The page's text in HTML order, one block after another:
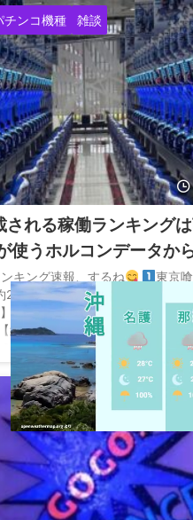
暴凶 3連2連駆け抜け駆け抜
なったら勝てるの？ これだけ当
チンコ機種 雑談
される稼働ランキング
使うホルコンデータか
参考にならないらしい
キング速報、するね
東京
24,500 out】
ひきこまり吸血
】
必殺仕事人6【約20,000
約18,000 out】
大海物語5
out】
東京喰種 TOKYO
t.co/ll19dz ...